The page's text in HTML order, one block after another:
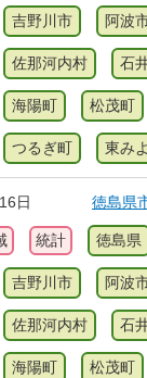
吉野川市 阿波
佐那河内村 石
海陽町 松茂町
つるぎ町 東み
日 徳島県
統計 徳島県
吉野川市 阿波
佐那河内村 石
海陽町 松茂町